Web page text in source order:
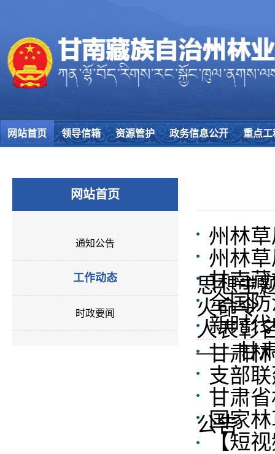
网站首页 领导信箱 资源管护 政务信息公开 重点工
网站首页
通知公告
工作动态
时政要闻
州林
州林
思想主
甘南
火命令
全国
人表彰
新时
——甘肃
甘肃
支部
甘肃
公告
国家
【短